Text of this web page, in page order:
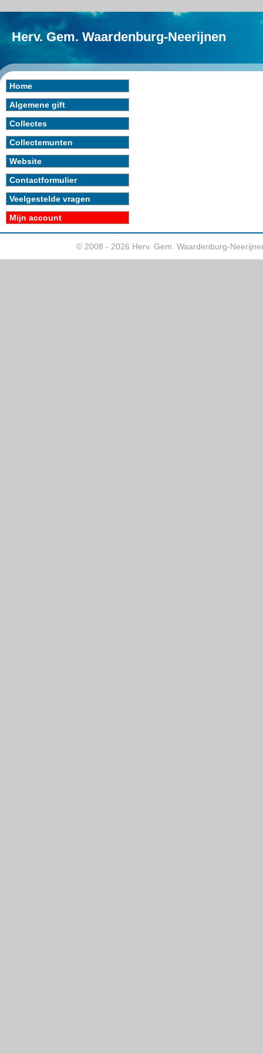
Herv. Gem. Waardenburg-Neerijnen
Home
Algemene gift
Collectes
Collectemunten
Website
Contactformulier
Veelgestelde vragen
Mijn account
© 2008 - 2026 Herv. Gem. Waardenburg-